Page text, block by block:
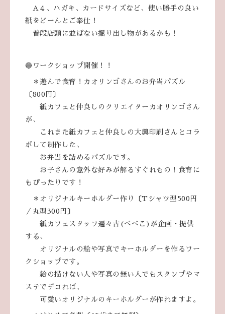
A４、ハガキ、カードサイズなど、使い勝手の良い
紙をどーんとご奉仕！
普段店頭に並ばない掘り出し物があるかも！
🔵ワークショップ開催！！
＊遊んで食育！カオリンゴさんのお弁当パズル
〔800円〕
紙カフェと仲良しのクリエイターカオリンゴさん
が、
これまた紙カフェと仲良しの大興印刷さんとコラ
ボして制作した、
お弁当を詰めるパズルです。
お子さんの意外な好みが解るすぐれもの！食育に
もぴったりです！
＊オリジナルキーホルダー作り〔Tシャツ型500円
／丸型300円〕
紙カフェスタッフ遍々古(べべこ)が企画・提供
する、
オリジナルの絵や写真でキーホルダーを作るワー
クショップです。
絵の描けない人や写真の無い人でもスタンプやマ
ステでデコれば、
可愛いオリジナルのキーホルダーが作れますよ。